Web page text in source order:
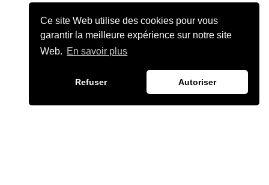
Ce site Web utilise des cookies pour vous
garantir la meilleure expérience sur notre site
Web. En savoir plus
Refuser Autoriser